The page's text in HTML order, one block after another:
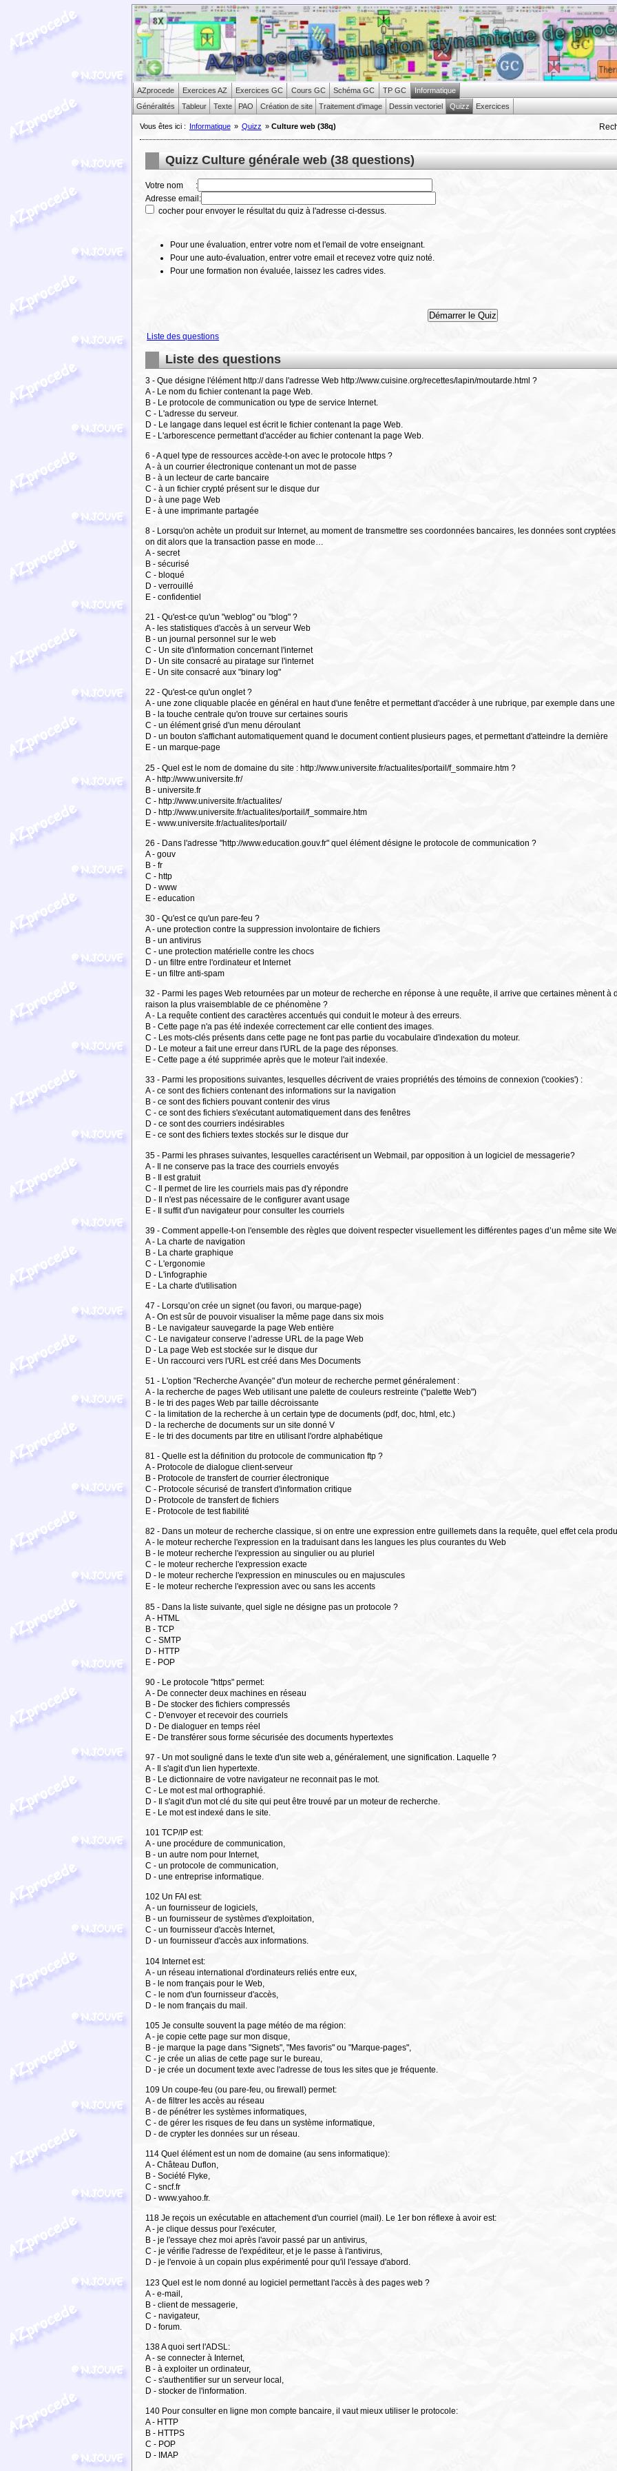
AZprocede Exercices AZ Exercices GC Cours GC Schéma GC TP GC
Informatique
Généralités
Tableur Texte PAO Création de site Traitement d'image Dessin vectoriel Quizz Exercices
Vous êtes ici : Informatique » Quizz » Culture web (38q)
Quizz Culture générale web (38 questions)
Votre nom :
Adresse email:
cocher pour envoyer le résultat du quiz à l'adresse ci-dessus.
Pour une évaluation, entrer votre nom et l'email de votre enseignant.
Pour une auto-évaluation, entrer votre email et recevez votre quiz noté.
Pour une formation non évaluée, laissez les cadres vides.
Liste des questions
Liste des questions
3 - Que désigne l'élément http:// dans l'adresse Web http://www.cuisine.org/recettes/lapin/moutarde.html ?
A - Le nom du fichier contenant la page Web.
B - Le protocole de communication ou type de service Internet.
C - L'adresse du serveur.
D - Le langage dans lequel est écrit le fichier contenant la page Web.
E - L'arborescence permettant d'accéder au fichier contenant la page Web.
6 - A quel type de ressources accède-t-on avec le protocole https ?
A - à un courrier électronique contenant un mot de passe
B - à un lecteur de carte bancaire
C - à un fichier crypté présent sur le disque dur
D - à une page Web
E - à une imprimante partagée
8 - Lorsqu'on achète un produit sur Internet, au moment de transmettre ses coordonnées bancaires, les données sont
on dit alors que la transaction passe en mode…
A - secret
B - sécurisé
C - bloqué
D - verrouillé
E - confidentiel
21 - Qu'est-ce qu'un "weblog" ou "blog" ?
A - les statistiques d'accès à un serveur Web
B - un journal personnel sur le web
C - Un site d'information concernant l'internet
D - Un site consacré au piratage sur l'internet
E - Un site consacré aux "binary log"
22 - Qu'est-ce qu'un onglet ?
A - une zone cliquable placée en général en haut d'une fenêtre et permettant d'accéder à une rubrique, par exemple dans
B - la touche centrale qu'on trouve sur certaines souris
C - un élément grisé d'un menu déroulant
D - un bouton s'affichant automatiquement quand le document contient plusieurs pages, et permettant d'atteindre la dernière
E - un marque-page
25 - Quel est le nom de domaine du site : http://www.universite.fr/actualites/portail/f_sommaire.htm ?
A - http://www.universite.fr/
B - universite.fr
C - http://www.universite.fr/actualites/
D - http://www.universite.fr/actualites/portail/f_sommaire.htm
E - www.universite.fr/actualites/portail/
26 - Dans l'adresse "http://www.education.gouv.fr" quel élément désigne le protocole de communication ?
A - gouv
B - fr
C - http
D - www
E - education
30 - Qu'est ce qu'un pare-feu ?
A - une protection contre la suppression involontaire de fichiers
B - un antivirus
C - une protection matérielle contre les chocs
D - un filtre entre l'ordinateur et Internet
E - un filtre anti-spam
32 - Parmi les pages Web retournées par un moteur de recherche en réponse à une requête, il arrive que certaines mènent à
raison la plus vraisemblable de ce phénomène ?
A - La requête contient des caractères accentués qui conduit le moteur à des erreurs.
B - Cette page n'a pas été indexée correctement car elle contient des images.
C - Les mots-clés présents dans cette page ne font pas partie du vocabulaire d'indexation du moteur.
D - Le moteur a fait une erreur dans l'URL de la page des réponses.
E - Cette page a été supprimée après que le moteur l'ait indexée.
33 - Parmi les propositions suivantes, lesquelles décrivent de vraies propriétés des témoins de connexion ('cookies') :
A - ce sont des fichiers contenant des informations sur la navigation
B - ce sont des fichiers pouvant contenir des virus
C - ce sont des fichiers s'exécutant automatiquement dans des fenêtres
D - ce sont des courriers indésirables
E - ce sont des fichiers textes stockés sur le disque dur
35 - Parmi les phrases suivantes, lesquelles caractérisent un Webmail, par opposition à un logiciel de messagerie?
A - Il ne conserve pas la trace des courriels envoyés
B - Il est gratuit
C - Il permet de lire les courriels mais pas d'y répondre
D - Il n'est pas nécessaire de le configurer avant usage
E - Il suffit d'un navigateur pour consulter les courriels
39 - Comment appelle-t-on l'ensemble des règles que doivent respecter visuellement les différentes pages d’un même site
A - La charte de navigation
B - La charte graphique
C - L'ergonomie
D - L'infographie
E - La charte d'utilisation
47 - Lorsqu’on crée un signet (ou favori, ou marque-page)
A - On est sûr de pouvoir visualiser la même page dans six mois
B - Le navigateur sauvegarde la page Web entière
C - Le navigateur conserve l’adresse URL de la page Web
D - La page Web est stockée sur le disque dur
E - Un raccourci vers l'URL est créé dans Mes Documents
51 - L'option "Recherche Avançée" d'un moteur de recherche permet généralement :
A - la recherche de pages Web utilisant une palette de couleurs restreinte ("palette Web")
B - le tri des pages Web par taille décroissante
C - la limitation de la recherche à un certain type de documents (pdf, doc, html, etc.)
D - la recherche de documents sur un site donné V
E - le tri des documents par titre en utilisant l'ordre alphabétique
81 - Quelle est la définition du protocole de communication ftp ?
A - Protocole de dialogue client-serveur
B - Protocole de transfert de courrier électronique
C - Protocole sécurisé de transfert d'information critique
D - Protocole de transfert de fichiers
E - Protocole de test fiabilité
82 - Dans un moteur de recherche classique, si on entre une expression entre guillemets dans la requête, quel effet cela
A - le moteur recherche l'expression en la traduisant dans les langues les plus courantes du Web
B - le moteur recherche l'expression au singulier ou au pluriel
C - le moteur recherche l'expression exacte
D - le moteur recherche l'expression en minuscules ou en majuscules
E - le moteur recherche l'expression avec ou sans les accents
85 - Dans la liste suivante, quel sigle ne désigne pas un protocole ?
A - HTML
B - TCP
C - SMTP
D - HTTP
E - POP
90 - Le protocole "https" permet:
A - De connecter deux machines en réseau
B - De stocker des fichiers compressés
C - D'envoyer et recevoir des courriels
D - De dialoguer en temps réel
E - De transférer sous forme sécurisée des documents hypertextes
97 - Un mot souligné dans le texte d'un site web a, généralement, une signification. Laquelle ?
A - Il s'agit d'un lien hypertexte.
B - Le dictionnaire de votre navigateur ne reconnait pas le mot.
C - Le mot est mal orthographié.
D - Il s'agit d'un mot clé du site qui peut être trouvé par un moteur de recherche.
E - Le mot est indexé dans le site.
101 TCP/IP est:
A - une procédure de communication,
B - un autre nom pour Internet,
C - un protocole de communication,
D - une entreprise informatique.
102 Un FAI est:
A - un fournisseur de logiciels,
B - un fournisseur de systèmes d'exploitation,
C - un fournisseur d'accès Internet,
D - un fournisseur d'accès aux informations.
104 Internet est:
A - un réseau international d'ordinateurs reliés entre eux,
B - le nom français pour le Web,
C - le nom d'un fournisseur d'accès,
D - le nom français du mail.
105 Je consulte souvent la page météo de ma région:
A - je copie cette page sur mon disque,
B - je marque la page dans "Signets", "Mes favoris" ou "Marque-pages",
C - je crée un alias de cette page sur le bureau,
D - je crée un document texte avec l'adresse de tous les sites que je fréquente.
109 Un coupe-feu (ou pare-feu, ou firewall) permet:
A - de filtrer les accès au réseau
B - de pénétrer les systèmes informatiques,
C - de gérer les risques de feu dans un système informatique,
D - de crypter les données sur un réseau.
114 Quel élément est un nom de domaine (au sens informatique):
A - Château Duflon,
B - Société Flyke,
C - sncf.fr
D - www.yahoo.fr.
118 Je reçois un exécutable en attachement d'un courriel (mail). Le 1er bon réflexe à avoir est:
A - je clique dessus pour l'exécuter,
B - je l'essaye chez moi après l'avoir passé par un antivirus,
C - je vérifie l'adresse de l'expéditeur, et je le passe à l'antivirus,
D - je l'envoie à un copain plus expérimenté pour qu'il l'essaye d'abord.
123 Quel est le nom donné au logiciel permettant l'accès à des pages web ?
A - e-mail,
B - client de messagerie,
C - navigateur,
D - forum.
138 A quoi sert l'ADSL:
A - se connecter à Internet,
B - à exploiter un ordinateur,
C - s'authentifier sur un serveur local,
D - stocker de l'information.
140 Pour consulter en ligne mon compte bancaire, il vaut mieux utiliser le protocole:
A - HTTP
B - HTTPS
C - POP
D - IMAP